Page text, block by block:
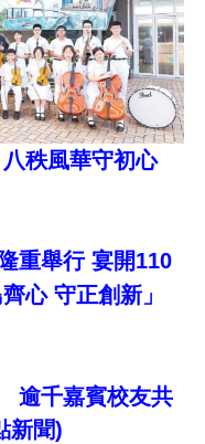
秩風華守初心
重舉行 宴開110
心 守正創新」
逾千嘉賓校友共
新聞)